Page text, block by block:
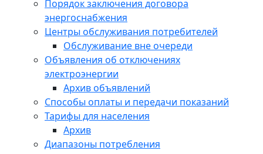
Порядок заключения договора
энергоснабжения
Центры обслуживания потребителей
Обслуживание вне очереди
Объявления об отключениях
электроэнергии
Архив объявлений
Способы оплаты и передачи показаний
Тарифы для населения
Архив
Диапазоны потребления